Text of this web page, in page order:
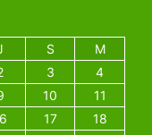
S
M
3
4
10
11
17
18